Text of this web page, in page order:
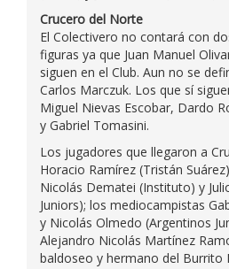
Crucero del Norte
El Colectivero no contará con
figuras ya que Juan Manuel
siguen en el Club. Aun no se
Carlos Marczuk. Los que sí
Miguel Nievas Escobar, Dardo
y Gabriel Tomasini.
Los jugadores que llegaron a
Horacio Ramírez (Tristán
Nicolás Dematei (Instituto) y
Juniors); los mediocampistas
y Nicolás Olmedo (Argentinos
Alejandro Nicolás Martínez
baldoseo y hermano del Burrito